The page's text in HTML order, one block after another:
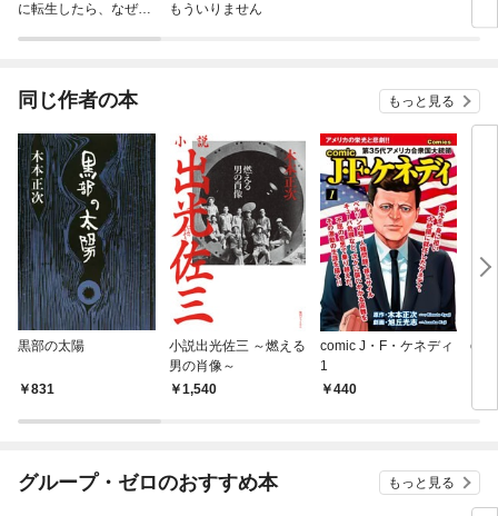
に転生したら、なぜか
もういりません
今
同じ作者の本 もっと見る
黒部の太陽
831
小説出光佐三 ～燃える
男の肖像～
1,540
comic J・F・ケネディ
1
440
グループ・ゼロのおすすめ本 もっと見る